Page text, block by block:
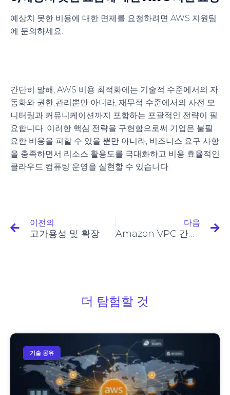
예상치 못한 비용에 대한 면제를 요청하려면 AWS 지원팀
에 문의하세요.
간단히 말해, AWS 비용 최적화에는 기술적 수준에서의 자
동화와 권한 관리뿐만 아니라, 재무적 수준에서의 사전 모
니터링과 커뮤니케이션까지 포함하는 포괄적인 전략이 필
요합니다. 이러한 핵심 전략을 구현함으로써 기업은 불필
요한 비용을 피할 수 있을 뿐만 아니라, 비즈니스 요구 사항
을 충족하면서 리소스 활용도를 극대화하고 비용 효율적인
클라우드 컴퓨팅 운영을 실현할 수 있습니다.
이전의
고가용성 및 확장 가능한 VPC 아키텍처 설계
다음
Amazon VPC 간소화: 클라우드에서의 프라이빗 네트워킹
더 탐험할 것
기술 공유